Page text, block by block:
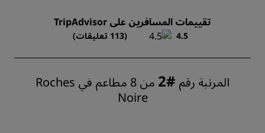
تقييمات المسافرين على TripAdvisor
4.5 (113 تعليقات)
المرتبة رقم #2
من 8 مطاعم في ‪Roches
Noire‬